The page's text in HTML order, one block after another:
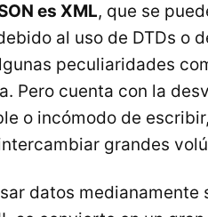
es XML, que se
al uso de DTDs o
peculiaridades
Pero cuenta con la
o incómodo de
grandes
datos medianamente